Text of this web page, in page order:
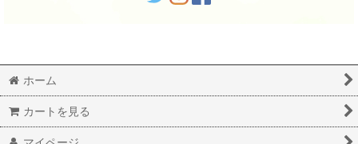
ホーム
カートを見る